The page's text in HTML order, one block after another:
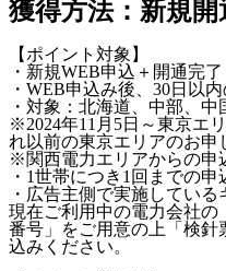
獲得方法：新規開
【ポイント対象】
・新規WEB申込＋開通完了
・WEB申込み後、30日以
・対象：北海道、中部、
※2024年11月5日～東京エ
れ以前の東京エリアのお申
※関西電力エリアからの申
・1世帯につき1回までの申
・広告主側で実施している
現在ご利用中の電力会社の
番号」をご用意の上「検針
込みください。